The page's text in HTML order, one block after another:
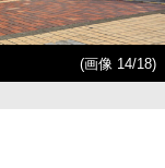
(画像 14/18)